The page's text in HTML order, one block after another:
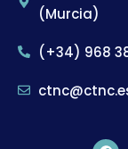
(Murcia)
(+34) 968